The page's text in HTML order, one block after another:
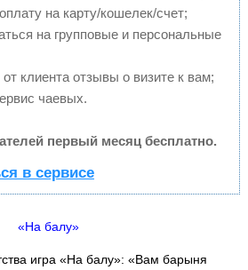
на карту/кошелек/счет;
на групповые и персональные
клиента отзывы о визите к вам;
чаевых.
первый месяц бесплатно.
в сервисе
«На балу»
игра «На балу»: «Вам барыня